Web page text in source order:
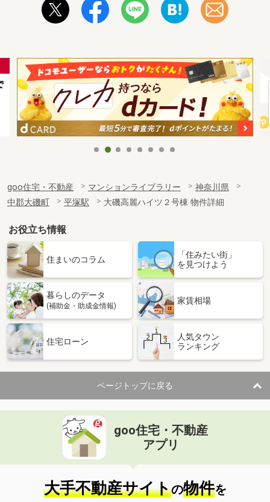
goo住宅・不動産 マンションライブラリー
神奈川県
中郡大磯町
平塚駅 大磯高麗ハイツ２号棟 物件詳細
お役立ち情報
住まいのコラム
「住みたい街」
を見つけよう
暮らしのデータ
(補助金・助成金情報)
家賃相場
住宅ローン
人気タウン
ランキング
ページトップに戻る
goo住宅・不動産
アプリ
大手不動産サイトの物件を